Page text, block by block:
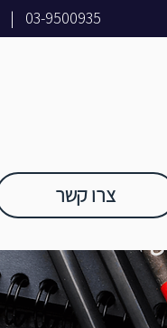
03-9500935
|
צרו קשר